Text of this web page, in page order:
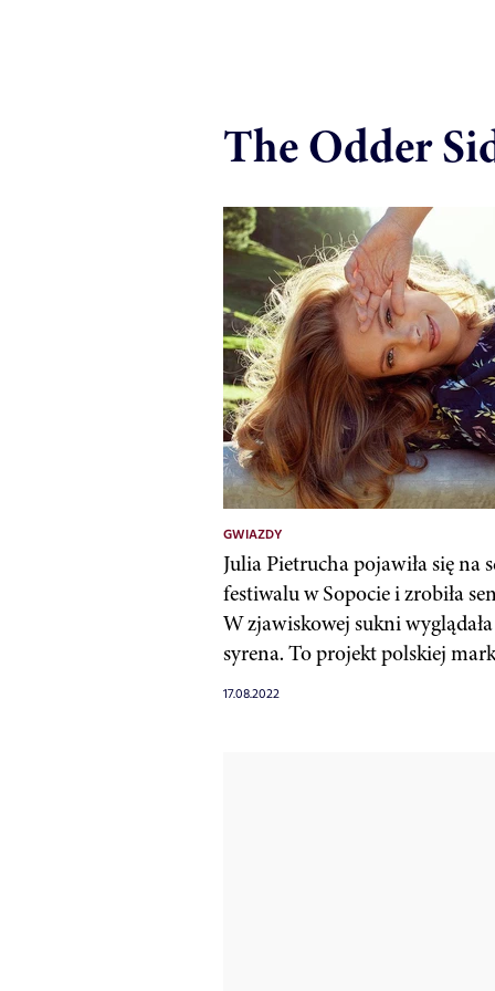
The Odder
GWIAZDY
Julia Pietrucha pojawiła się na
festiwalu w Sopocie i zrobiła
W zjawiskowej sukni
syrena. To projekt polskiej
17.08.2022